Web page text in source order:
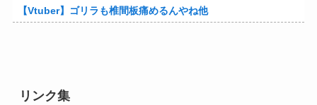
【Vtuber】ゴリラも椎間板痛めるんやね他
リンク集